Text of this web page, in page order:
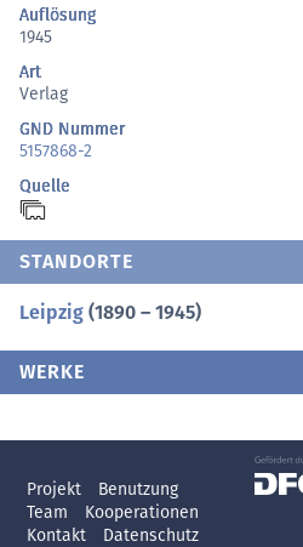
Auflösung
1945
Art
Verlag
GND Nummer
5157868-2
Quelle
STANDORTE
Leipzig (1890 – 1945)
WERKE
Projekt
Benutzung
Team
Kooperationen
Kontakt
Datenschutz